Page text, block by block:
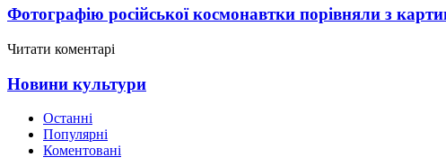
Фотографію російської космонавтки порівняли з
Читати коментарі
Новини культури
Останні
Популярні
Коментовані